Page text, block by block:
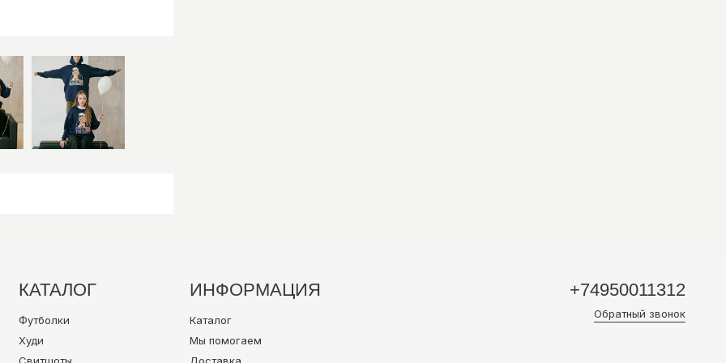
КАТАЛОГ
Футболки
Худи
ИНФОРМАЦИЯ
Каталог
Мы помогаем
+74950011312
Обратный звонок